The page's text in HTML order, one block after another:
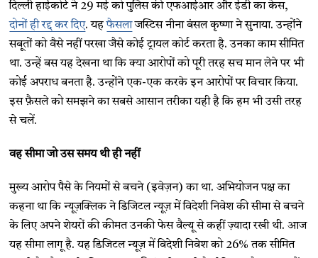
दिल्ली हाईकोर्ट ने 29 मई को पुलिस की एफआईआर और ईडी का केस,
दोनों ही रद्द कर दिए. यहफैसलाजस्टिस नीना बंसल कृष्णा ने सुनाया. उन्होंने
सबूतों को वैसे नहीं परखा जैसे कोई ट्रायल कोर्ट करता है. उनका काम सीमित
था. उन्हें बस यह देखना था कि क्या आरोपों को पूरी तरह सच मान लेने पर भी
कोई अपराध बनता है. उन्होंने एक-एक करके इन आरोपों पर विचार किया.
इस फ़ैसले को समझने का सबसे आसान तरीका यही है कि हम भी उसी तरह
से चलें.
वह सीमा जो उस समय थी ही नहीं
मुख्य आरोप पैसे के नियमों से बचने (इवेज़न) का था. अभियोजन पक्ष का
कहना था कि न्यूज़क्लिक ने डिजिटल न्यूज़ में विदेशी निवेश की सीमा से बचने
के लिए अपने शेयरों की कीमत उनकी फेस वैल्यू से कहीं ज़्यादा रखी थी. आज
यह सीमा लागू है. यह डिजिटल न्यूज़ में विदेशी निवेश को 26% तक सीमित